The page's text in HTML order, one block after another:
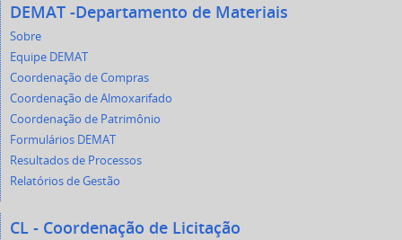
DEMAT -Departamento de Materiais
Sobre
Equipe DEMAT
Coordenação de Compras
Coordenação de Almoxarifado
Coordenação de Patrimônio
Formulários DEMAT
Resultados de Processos
Relatórios de Gestão
CL - Coordenação de Licitação